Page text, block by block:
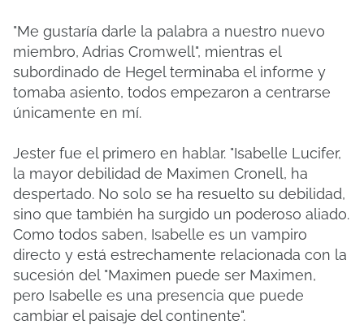
"Me gustaría darle la palabra a nuestro nuevo
miembro, Adrias Cromwell", mientras el
subordinado de Hegel terminaba el informe y
tomaba asiento, todos empezaron a centrarse
únicamente en mí.
Jester fue el primero en hablar. "Isabelle Lucifer,
la mayor debilidad de Maximen Cronell, ha
despertado. No solo se ha resuelto su debilidad,
sino que también ha surgido un poderoso aliado.
Como todos saben, Isabelle es un vampiro
directo y está estrechamente relacionada con la
sucesión del "Maximen puede ser Maximen,
pero Isabelle es una presencia que puede
cambiar el paisaje del continente".